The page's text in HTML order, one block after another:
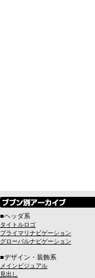
■ヘッダ系
タイトルロゴ
プライマリナビゲーション
グローバルナビゲーション
■デザイン・装飾系
メインビジュアル
見出し